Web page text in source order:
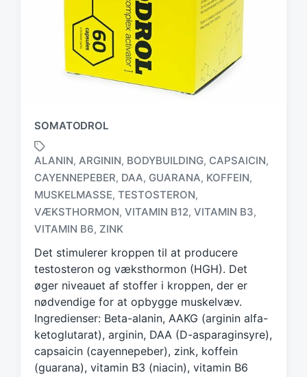
SOMATODROL
T
a
g
e
d
w
h
ALANIN, ARGININ, BODYBUILDING, CAPSAICIN,
CAYENNEPEBER, DAA, GUARANA, KOFFEIN,
MUSKELMASSE, TESTOSTERON,
VÆKSTHORMON, VITAMIN B12, VITAMIN B3,
VITAMIN B6, ZINK
Det stimulerer kroppen til at producere
testosteron og væksthormon (HGH). Det
øger niveauet af stoffer i kroppen, der er
nødvendige for at opbygge muskelvæv.
Ingredienser: Beta-alanin, AAKG (arginin alfa-
ketoglutarat), arginin, DAA (D-asparaginsyre),
capsaicin (cayennepeber), zink, koffein
(guarana), vitamin B3 (niacin), vitamin B6